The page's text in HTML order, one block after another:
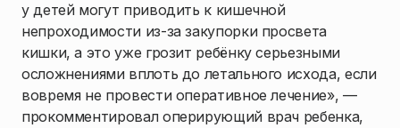
у детей могут приводить к кишечной
непроходимости из-за закупорки просвета
кишки, а это уже грозит ребёнку серьезными
осложнениями вплоть до летального исхода, если
вовремя не провести оперативное лечение», —
прокомментировал оперирующий врач ребенка,